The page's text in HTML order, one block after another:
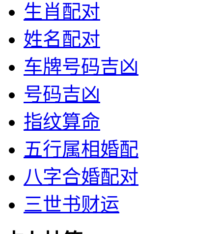
生肖配对
姓名配对
车牌号码吉凶
号码吉凶
指纹算命
五行属相婚配
八字合婚配对
三世书财运